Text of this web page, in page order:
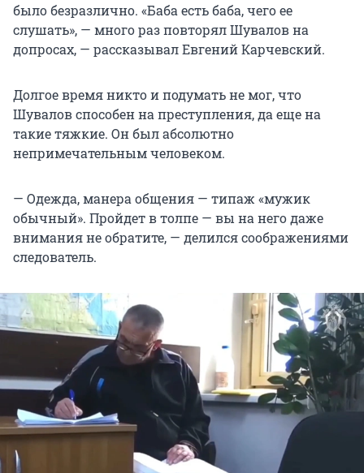
было безразлично. «Баба есть баба, чего ее
слушать», — много раз повторял Шувалов на
допросах, — рассказывал Евгений Карчевский.
Долгое время никто и подумать не мог, что
Шувалов способен на преступления, да еще на
такие тяжкие. Он был абсолютно
непримечательным человеком.
— Одежда, манера общения — типаж «мужик
обычный». Пройдет в толпе — вы на него даже
внимания не обратите, — делился соображениями
следователь.